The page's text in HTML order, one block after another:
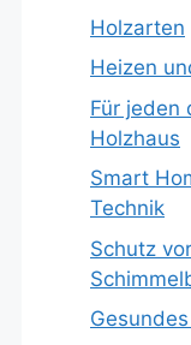
Holzarten
Heizen
Für jeden
Holzhaus
Smart
Technik
Schutz